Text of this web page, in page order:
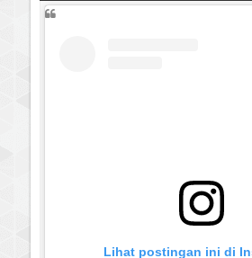
Lihat postingan ini di